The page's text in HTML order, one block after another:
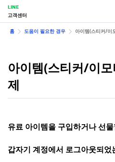
LINE
고객센터
홈 도움이 필요한 경우 아이템(스티커/이
아이템(스티커/이
제
유료 아이템을 구입하거나 선
갑자기 계정에서 로그아웃되었